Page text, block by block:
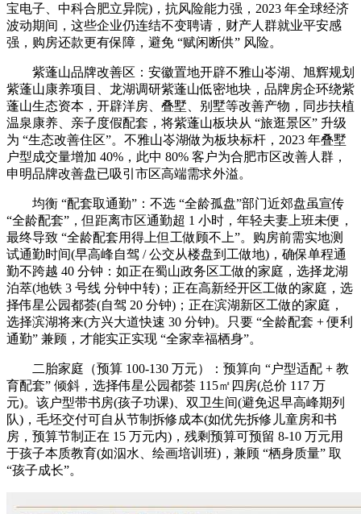
宝电子、中科合肥立异院)，抗风险能力强，2023 年全球经济
波动期间，这些企业仍连结不变聘请，财产人群就业平安感
强，购房还款更有保障，避免 “赋闲断供” 风险。
紫蓬山品牌改善区：安徽置地开辟不雅山岺湖、旭辉规划
紫蓬山康养项目、龙湖调研紫蓬山低密地块，品牌房企环绕紫
蓬山生态资本，开辟洋房、叠墅、别墅等改善产物，同步扶植
温泉康养、亲子度假配套，将紫蓬山板块从 “旅逛景区” 升级
为 “生态改善住区”。不雅山岺湖做为板块标杆，2023 年叠墅
户型成交量增加 40%，此中 80% 客户为合肥市区改善人群，
申明品牌改善盘已吸引市区高端需求外溢。
均衡 “配套取通勤”：不选 “全龄孤盘”部门近郊盘虽宣传
“全龄配套”，但距离市区通勤超 1 小时，年轻夫妻上班未便，
最终导致 “全龄配套用得上但工做顾不上”。购房前需实地测
试通勤时间(早高峰自驾 / 公交从楼盘到工做地)，确保单程通
勤不跨越 40 分钟：如正在蜀山政务区工做的家庭，选择龙湖
泊萃(地铁 3 号线 分钟中转)；正在高新经开区工做的家庭，选
择伟星公园都荟(自驾 20 分钟)；正在滨湖新区工做的家庭，
选择滨湖将来(方兴大道快速 30 分钟)。只要 “全龄配套 + 便利
通勤” 兼顾，才能实正实现 “全家幸福栖身”。
二胎家庭（预算 100-130 万元）：预算向 “户型适配 + 教
育配套” 倾斜，选择伟星公园都荟 115㎡四房(总价 117 万
元)。该户型带书房(孩子功课)、双卫生间(避免迟早高峰期列
队)，毛坯交付可自从节制拆修成本(如优先拆修儿童房和书
房，预算节制正在 15 万元内)，残剩预算可预留 8-10 万元用
于孩子本质教育(如泅水、绘画培训班)，兼顾 “栖身质量” 取
“孩子成长”。